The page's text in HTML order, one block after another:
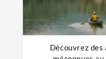
Découvrez